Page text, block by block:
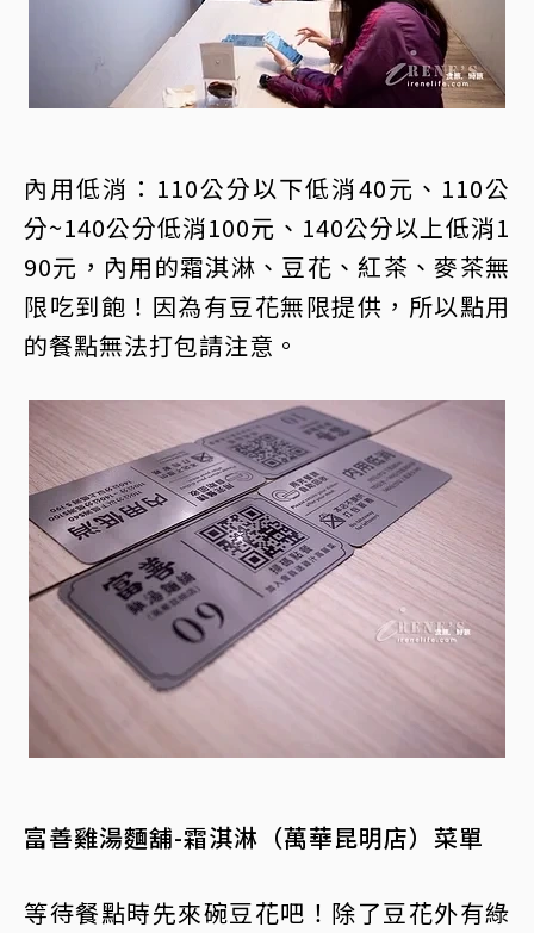
內用低消：110公分以下低消40元、110公
分~140公分低消100元、140公分以上低消1
90元，內用的霜淇淋、豆花、紅茶、麥茶無
限吃到飽！因為有豆花無限提供，所以點用
的餐點無法打包請注意。
富善雞湯麵舖-霜淇淋（萬華昆明店）菜單
等待餐點時先來碗豆花吧！除了豆花外有綠